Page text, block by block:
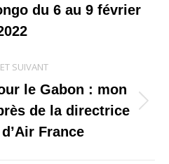
Onglet
précédent
du 6 au 9 février
SUIVANT
Onglet
suivant
le Gabon : mon
de la directrice
France